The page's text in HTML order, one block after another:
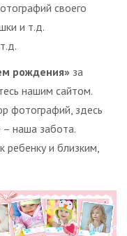
своего
и т.д.
рождения» за
нашим сайтом.
фотографий, здесь
наша забота.
и близким,